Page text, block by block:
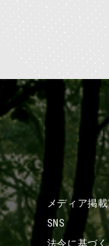
メディア掲
SNS
法令に基づ